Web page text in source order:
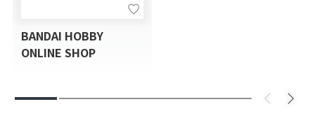
BANDAI HOBBY
ONLINE SHOP